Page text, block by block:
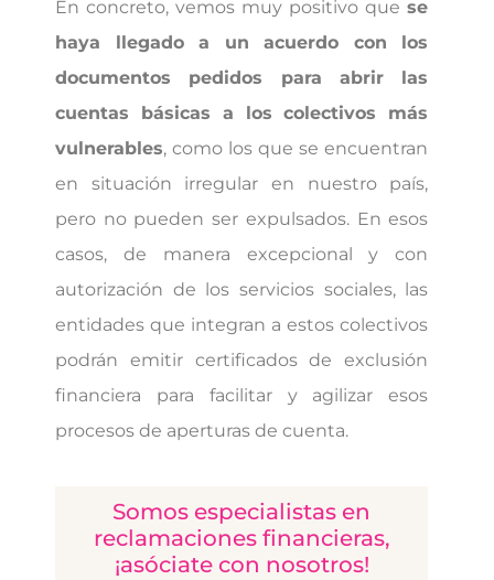
En concreto, vemos muy positivo quese
haya llegado a un acuerdo con los
documentos pedidos para abrir las
cuentas básicas a los colectivos más
vulnerables, como los que se encuentran
en situación irregular en nuestro país,
pero no pueden ser expulsados. En esos
casos, de manera excepcional y con
autorización de los servicios sociales, las
entidades que integran a estos colectivos
podrán emitir certificados de exclusión
financiera para facilitar y agilizar esos
procesos de aperturas de cuenta.
Somos especialistas en
reclamaciones financieras,
¡asóciate con nosotros!